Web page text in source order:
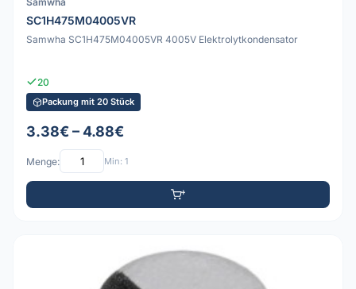
SC1H475M04005VR
Samwha SC1H475M04005VR 4005V Elektrolytkondensator
20
Packung mit 20 Stück
3.38€ – 4.88€
Menge: Min: 1